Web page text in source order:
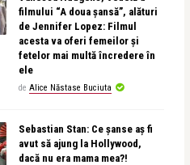
filmului “A doua șansă”, alături
de Jennifer Lopez: Filmul
acesta va oferi femeilor și
fetelor mai multă încredere în
ele
de Alice Năstase Buciuta
Sebastian Stan: Ce șanse aș fi
avut să ajung la Hollywood,
dacă nu era mama mea?!